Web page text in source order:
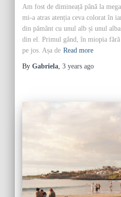
Am fost de dimineață până la
mi-a atras atenția ceva colorat în
din pământ cu unul alb și unul
din el. Primul gând, în miopia
pe jos. Așa de Read more
By Gabriela, 3 years ago